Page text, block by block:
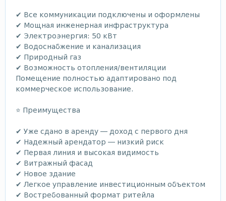
✔ Все коммуникации подключены и оформлены
✔ Мощная инженерная инфраструктура
✔ Электроэнергия: 50 кВт
✔ Водоснабжение и канализация
✔ Природный газ
✔ Возможность отопления/вентиляции
Помещение полностью адаптировано под
коммерческое использование.
⭐ Преимущества
✔ Уже сдано в аренду — доход с первого дня
✔ Надежный арендатор — низкий риск
✔ Первая линия и высокая видимость
✔ Витражный фасад
✔ Новое здание
✔ Легкое управление инвестиционным объектом
✔ Востребованный формат ритейла